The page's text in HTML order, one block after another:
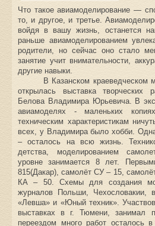
Что такое авиамоделирование —
то, и другое, и третье.
войдя в вашу жизнь, останется
раньше авиамоделированием
родители, но сейчас оно стало
занятие учит внимательности,
другие навыки.
В Казанском краеведческом
открылась выставка творческих
Белова Владимира Юрьевича. В
авиамоделях - маленьких
техническим характеристикам
всех, у Владимира было хобби.
– осталось на всю жизнь.
детства, моделированием
уровне занимается 8 лет.
815(Дакар), самолёт СУ – 15,
КА – 50. Схемы для создания
журналов Польши,
«Левша» и «Юный техник».
выставках в г. Тюмени, занимал
переездом много работ осталось